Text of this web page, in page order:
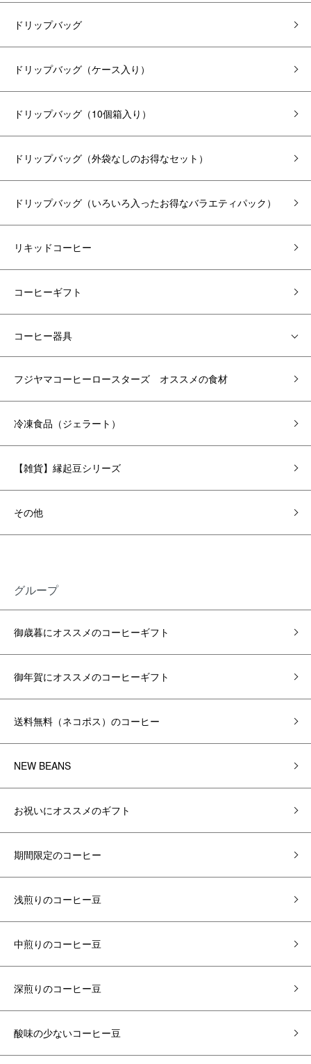
ドリップバッグ
ドリップバッグ（ケース入り）
ドリップバッグ（10個箱入り）
ドリップバッグ（外袋なしのお得なセット）
ドリップバッグ（いろいろ入ったお得なバラエティパック）
リキッドコーヒー
コーヒーギフト
コーヒー器具
フジヤマコーヒーロースターズ オススメの食材
冷凍食品（ジェラート）
【雑貨】縁起豆シリーズ
その他
グループ
御歳暮にオススメのコーヒーギフト
御年賀にオススメのコーヒーギフト
送料無料（ネコポス）のコーヒー
NEW BEANS
お祝いにオススメのギフト
期間限定のコーヒー
浅煎りのコーヒー豆
中煎りのコーヒー豆
深煎りのコーヒー豆
酸味の少ないコーヒー豆